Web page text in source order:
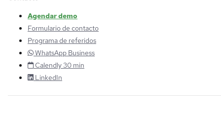
Agendar demo
Formulario de contacto
Programa de referidos
WhatsApp Business
Calendly 30 min
LinkedIn